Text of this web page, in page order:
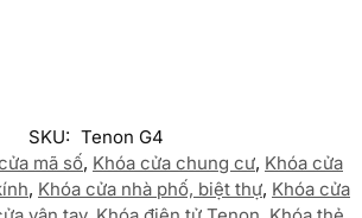
SKU: Tenon G4
mã số, Khóa cửa chung cư, Khóa cửa
, Khóa cửa nhà phố, biệt thự, Khóa cửa